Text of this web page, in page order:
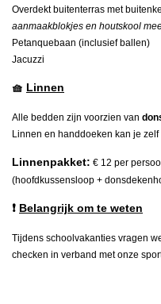
Overdekt buitenterras met
aanmaakblokjes en houtskool
Petanquebaan (inclusief ballen)
Jacuzzi
🧺 Linnen
Alle bedden zijn voorzien van
Linnen en handdoeken kan je
Linnenpakket: € 12 per
(hoofdkussensloop +
❗ Belangrijk om te weten
Tijdens schoolvakanties vragen
checken in verband met onze